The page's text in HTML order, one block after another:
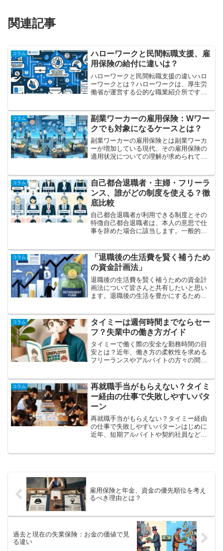
関連記事
コラム
ハローワークと民間転職支援、雇
用保険の給付に違いは？
ハローワークと民間転職支援の違いハロ
ーワークとは？ハローワークは、厚生労
働省が運営する公的な職業紹介所です。
催など職業に関する各種サービスを無料
で提供しています。求職者に...
コラム
副業ワーカーの雇用保険：Wワー
クでも対象になるケースとは？
副業ワーカーの雇用保険とは副業ワーカ
ーが増加している現代、その雇用保険の
適用状況についての理解が求められてい
解説します。副業ワーカーが雇用保険を
受ける条件雇用保険の基本...
コラム
自己都合退職者・主婦・フリーラ
ンス、誰がどの制度を使える？徹
底比較
自己都合退職者が利用できる制度とその
特徴自己都合退職者は、本人の意思で仕
事を辞めた場合に該当します。一般的
失業保険は、離職の理由が自己都合であ
っても一定の条件を満たせば...
コラム
「退職後の生活費を賢く補うため
の資金計画法」
退職後の生活費を賢く補うための資金計
画法について皆さんと共有したいと思い
ます。退職後の生活を豊かにするために
ることで、安定した生活を送ることがで
きます。ここでは、具体的な...
コラム
タイミーは週何時間までならセー
フ？失業中の働き方ガイド
タイミーで働く際の安全な勤務時間の目
安とは？近年、働き方の柔軟性を求める
フリーランスやアルバイトの方々の間で
ができる一方で、週何時間までなら安全
に働けるのかについても気...
コラム
再就職手当がもらえない？タイミ
ー経由の仕事で失敗しやすいパタ
ーン
再就職手当がもらえない？タイミー経由
の仕事で失敗しやすいパターンはじめに
近年、短期アルバイトや契約社員など多
雇用保険と年金、資金の優先順位を考え
るべき理由とは？
過去と現在の失業保険：お金の価値で見
る違い